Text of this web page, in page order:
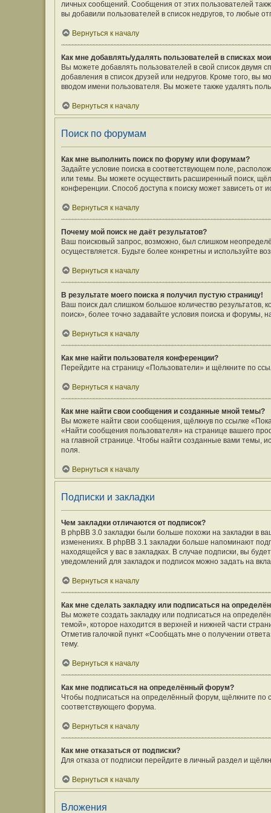
личных сообщений. Сообщения от этих пользователей
вы добавили пользователей в список недругов, то любые
Вернуться к началу
Как мне добавлять/удалять пользователей в списках
Вы можете добавлять пользователей в свой список двумя
добавления в список друзей или недругов. Кроме того, вы
вводом имени пользователя. Вы можете также удалять
Вернуться к началу
Поиск по форумам
Как мне выполнить поиск по форуму или форумам?
Задайте условие поиска в соответствующем поле,
или темы. Вы можете осуществить расширенный поиск,
конференции. Способ доступа к поиску может зависеть от
Вернуться к началу
Почему мой поиск не даёт результатов?
Ваш поисковый запрос, возможно, был слишком
осуществляется. Будьте более конкретны и используйте
Вернуться к началу
В результате моего поиска я получил пустую страницу!
Ваш поиск дал слишком большое количество результатов,
поиск», более точно задавайте условия поиска и форумы,
Вернуться к началу
Как мне найти пользователя конференции?
Перейдите на страницу «Пользователи» и щёлкните по
Вернуться к началу
Как мне найти свои сообщения и созданные мной темы?
Вы можете найти свои сообщения, щёлкнув по ссылке
«Найти сообщения пользователя» на странице вашего
на главной странице. Чтобы найти созданные вами темы,
поля.
Вернуться к началу
Подписки и закладки
Чем закладки отличаются от подписок?
В phpBB 3.0 закладки были больше похожи на закладки в
изменениях. В phpBB 3.1 закладки больше напоминают
находящейся у вас в закладках. В случае подписки, вы
уведомлений для закладок и подписок можно задать на
Вернуться к началу
Как мне сделать закладку или подписаться на
Вы можете создать закладку или подписаться на
темой», которое находится в верхней и нижней части
Отметив галочкой пункт «Сообщать мне о получении
тему.
Вернуться к началу
Как мне подписаться на определённый форум?
Чтобы подписаться на определённый форум, щёлкните по
соответствующего форума.
Вернуться к началу
Как мне отказаться от подписки?
Для отказа от подписки перейдите в личный раздел и
Вернуться к началу
Вложения